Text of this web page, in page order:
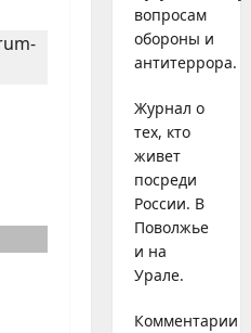
вопросам
обороны и
антитеррора.
Журнал о
тех, кто
живет
посреди
России. В
Поволжье
и на
Урале.
Комментарии